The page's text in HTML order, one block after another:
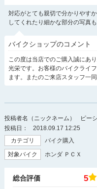
対応がとても親切で分かりやす
してくれたり細かな部分の写真
バイクショップのコメント
この度は当店でのご購入誠にあ
光栄です。お客様のバイクライ
ます。またのご来店スタッフ一
投稿者名（ニックネーム）
ピー
投稿日：
2018.09.17 12:25
カテゴリ
バイク購入
対象バイク
ホンダ ＰＣＸ
総合評価 5